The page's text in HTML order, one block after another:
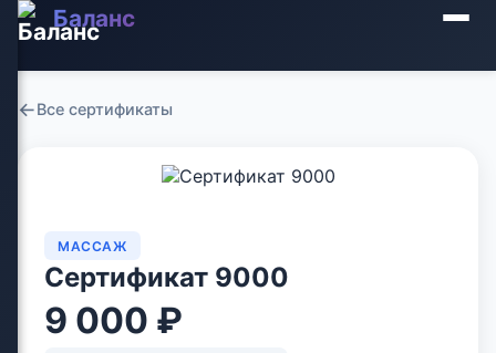
Баланс
←Все сертификаты
МАССАЖ
Сертификат 9000
9 000 ₽